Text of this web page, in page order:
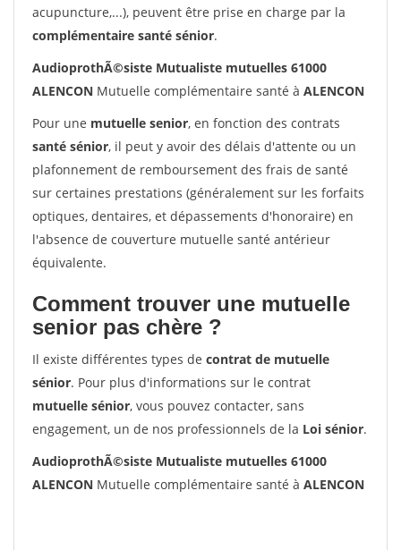
acupuncture,...), peuvent être prise en charge par la
complémentaire santé sénior.
AudioprothÃ©siste Mutualiste mutuelles 61000
ALENCON Mutuelle complémentaire santé à ALENCON
Pour une mutuelle senior, en fonction des contrats
santé sénior, il peut y avoir des délais d'attente ou un
plafonnement de remboursement des frais de santé
sur certaines prestations (généralement sur les forfaits
optiques, dentaires, et dépassements d'honoraire) en
l'absence de couverture mutuelle santé antérieur
équivalente.
Comment trouver une mutuelle
senior pas chère ?
Il existe différentes types de contrat de mutuelle
sénior. Pour plus d'informations sur le contrat
mutuelle sénior, vous pouvez contacter, sans
engagement, un de nos professionnels de la Loi sénior.
AudioprothÃ©siste Mutualiste mutuelles 61000
ALENCON Mutuelle complémentaire santé à ALENCON